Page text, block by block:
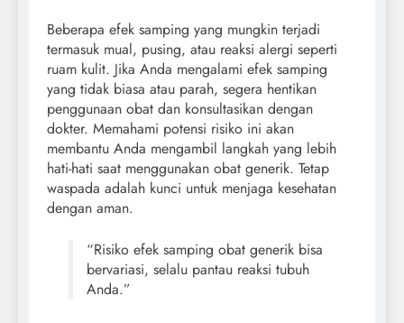
Beberapa efek samping yang mungkin terjadi
termasuk mual, pusing, atau reaksi alergi seperti
ruam kulit. Jika Anda mengalami efek samping
yang tidak biasa atau parah, segera hentikan
penggunaan obat dan konsultasikan dengan
dokter. Memahami potensi risiko ini akan
membantu Anda mengambil langkah yang lebih
hati-hati saat menggunakan obat generik. Tetap
waspada adalah kunci untuk menjaga kesehatan
dengan aman.
“Risiko efek samping obat generik bisa
bervariasi, selalu pantau reaksi tubuh
Anda.”